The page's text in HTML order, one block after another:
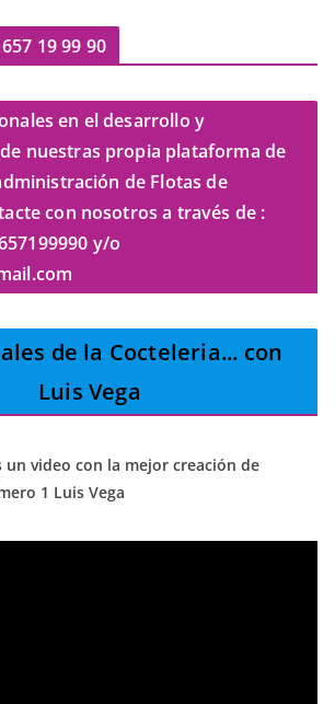
19 99 90
en el desarrollo y
nuestras propia plataforma de
de Flotas de
con nosotros a través de :
y/o
de la Cocteleria... con
Luis Vega
un video con la mejor creación de
1 Luis Vega